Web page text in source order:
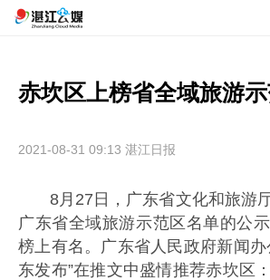
赤坎区上榜省全域旅游
2021-08-31 09:13 湛江日报
8月27日，广东省文化和旅游
广东省全域旅游示范区名单的公
榜上有名。广东省人民政府新闻办
东发布”在推文中盛情推荐赤坎区